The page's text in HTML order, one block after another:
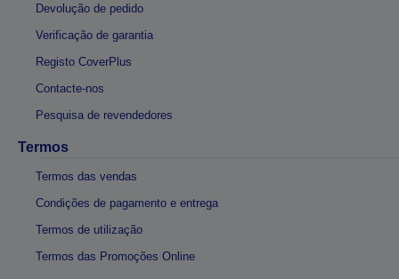
Devolução de pedido
Verificação de garantia
Registo CoverPlus
Contacte-nos
Pesquisa de revendedores
Termos
Termos das vendas
Condições de pagamento e entrega
Termos de utilização
Termos das Promoções Online